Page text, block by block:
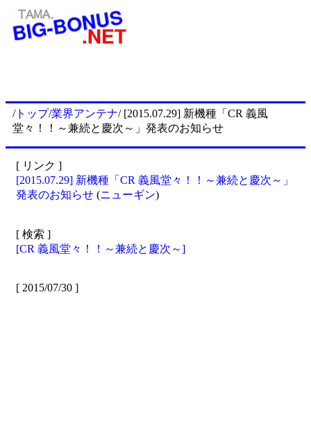
/トップ/業界アンテナ/ [2015.07.29] 新機種「CR 義風
堂々！！～兼続と慶次～」発表のお知らせ
[ リンク ]
[2015.07.29] 新機種「CR 義風堂々！！～兼続と慶次～」
発表のお知らせ (ニューギン)
[ 検索 ]
[CR 義風堂々！！～兼続と慶次～]
[ 2015/07/30 ]